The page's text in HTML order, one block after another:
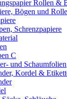
Rollen &
Bögen und
Schrenzpapiere
C
und Schaumfolien
Kordel &